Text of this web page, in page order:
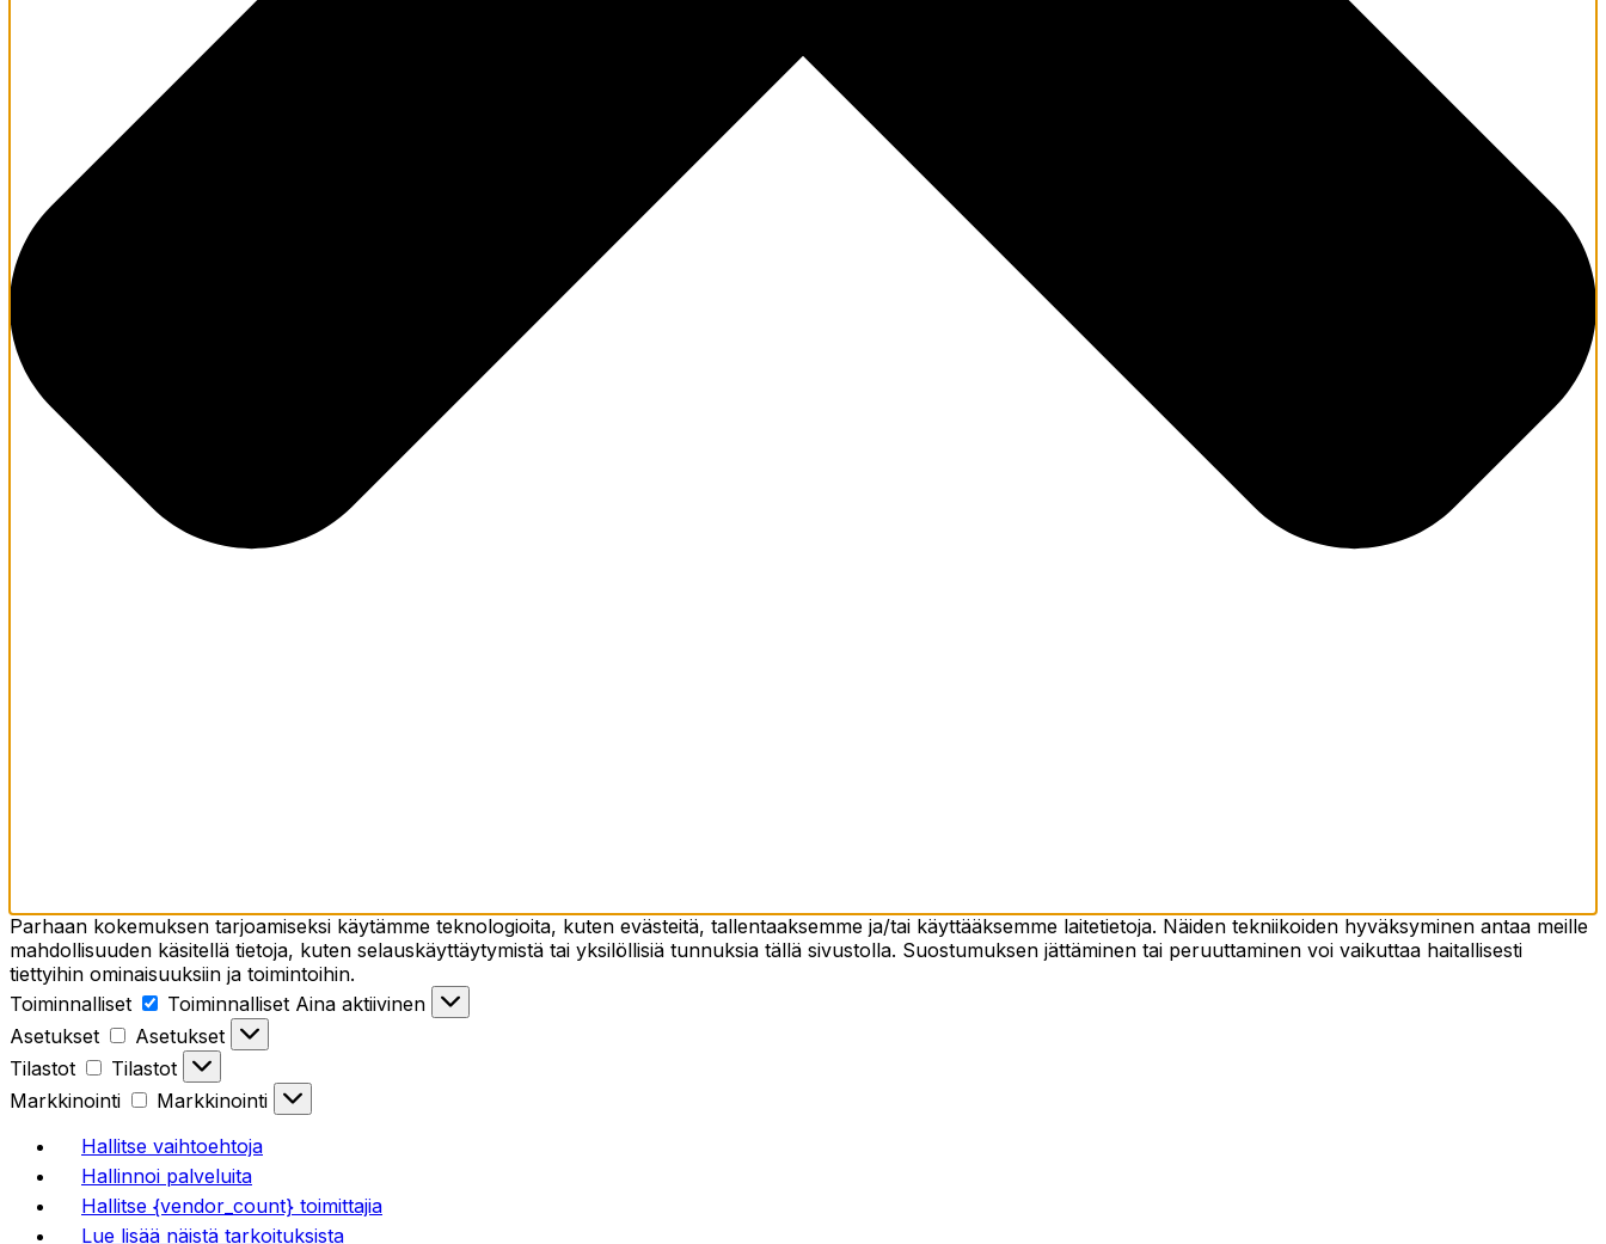
Parhaan kokemuksen tarjoamiseksi käytämme teknologioita, kuten evästeitä, tallentaaksemme ja/tai käyttääksemme laitetietoja. Näiden tekniikoiden hyväksyminen antaa meille
mahdollisuuden käsitellä tietoja, kuten selauskäyttäytymistä tai yksilöllisiä tunnuksia tällä sivustolla. Suostumuksen jättäminen tai peruuttaminen voi vaikuttaa haitallisesti
tiettyihin ominaisuuksiin ja toimintoihin.
Toiminnalliset
Toiminnalliset Aina aktiivinen
Asetukset
Asetukset
Tilastot
Tilastot
Markkinointi
Markkinointi
Hallitse vaihtoehtoja
Hallinnoi palveluita
Hallitse {vendor_count} toimittajia
Lue lisää näistä tarkoituksista